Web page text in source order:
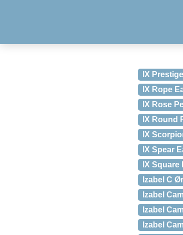
IX
IX Rope
IX Rose
IX Round
IX
IX Spear
IX
Izabel C
Izabel
Izabel
Izabel